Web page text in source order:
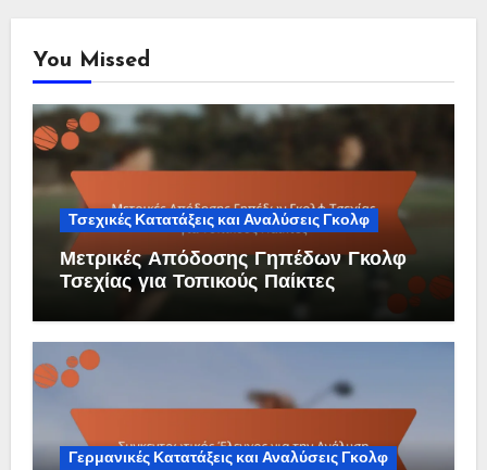
You Missed
Τσεχικές Κατατάξεις και Αναλύσεις Γκολφ
Μετρικές Απόδοσης Γηπέδων Γκολφ
Τσεχίας για Τοπικούς Παίκτες
Γερμανικές Κατατάξεις και Αναλύσεις Γκολφ